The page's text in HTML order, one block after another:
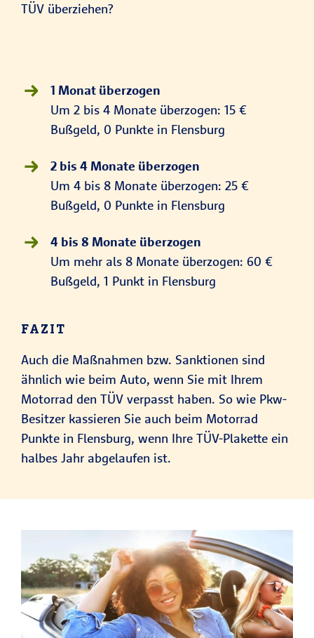
TÜV überziehen?
1 Monat überzogen
Um 2 bis 4 Monate überzogen: 15 €
Bußgeld, 0 Punkte in Flensburg
2 bis 4 Monate überzogen
Um 4 bis 8 Monate überzogen: 25 €
Bußgeld, 0 Punkte in Flensburg
4 bis 8 Monate überzogen
Um mehr als 8 Monate überzogen: 60 €
Bußgeld, 1 Punkt in Flensburg
FAZIT
Auch die Maßnahmen bzw. Sanktionen sind
ähnlich wie beim Auto, wenn Sie mit Ihrem
Motorrad den TÜV verpasst haben. So wie Pkw-
Besitzer kassieren Sie auch beim Motorrad
Punkte in Flensburg, wenn Ihre TÜV-Plakette ein
halbes Jahr abgelaufen ist.